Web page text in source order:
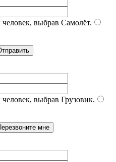
выбрав Самолёт.
выбрав Грузовик.